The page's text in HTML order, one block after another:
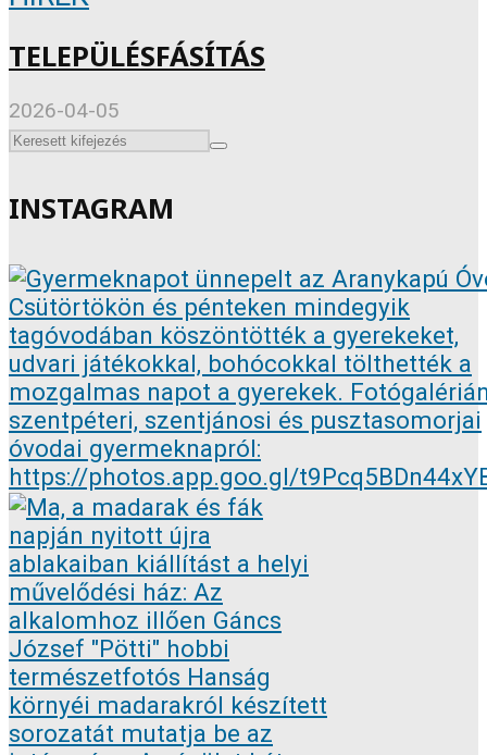
TELEPÜLÉSFÁSÍTÁS
2026-04-05
INSTAGRAM